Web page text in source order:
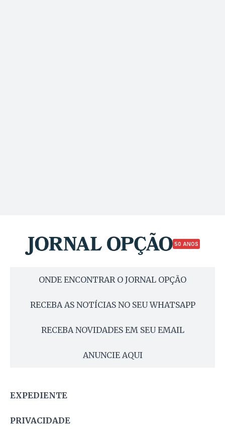
50 ANOS
ONDE ENCONTRAR O JORNAL OPÇÃO
RECEBA AS NOTÍCIAS NO SEU WHATSAPP
RECEBA NOVIDADES EM SEU EMAIL
ANUNCIE AQUI
EXPEDIENTE
PRIVACIDADE